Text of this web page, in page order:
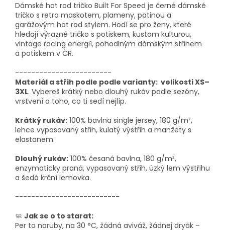
Dámské hot rod tričko Built For Speed je černé dámské
tričko s retro maskotem, plameny, patinou a
garážovým hot rod stylem. Hodí se pro ženy, které
hledají výrazné tričko s potiskem, kustom kulturou,
vintage racing energií, pohodlným dámským střihem
a potiskem v ČR.
------------------------
Materiál a střih podle podle varianty: velikosti XS–
3XL. Vybereš krátký nebo dlouhý rukáv podle sezóny,
vrstvení a toho, co ti sedí nejlíp.
Krátký rukáv: 100% bavlna single jersey, 180 g/m²,
lehce vypasovaný střih, kulatý výstřih a manžety s
elastanem.
Dlouhý rukáv: 100% česaná bavlna, 180 g/m²,
enzymaticky praná, vypasovaný střih, úzký lem výstřihu
a šedá krční lemovka.
--------------------------
🧼 Jak se o to starat:
Per to naruby, na 30 °C, žádná aviváž, žádnej dryák –